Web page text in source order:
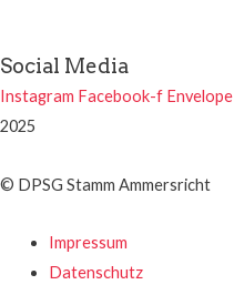
Social Media
Instagram Facebook-f Envelope
2025
© DPSG Stamm Ammersricht
Impressum
Datenschutz